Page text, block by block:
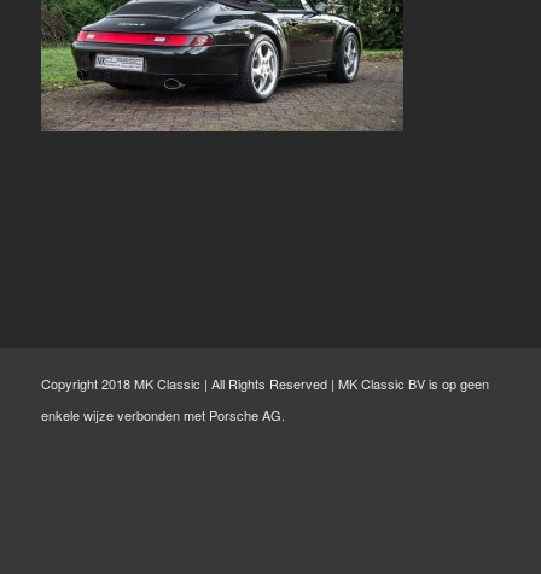
Copyright 2018 MK Classic | All Rights Reserved | MK Classic BV is op geen
enkele wijze verbonden met Porsche AG.